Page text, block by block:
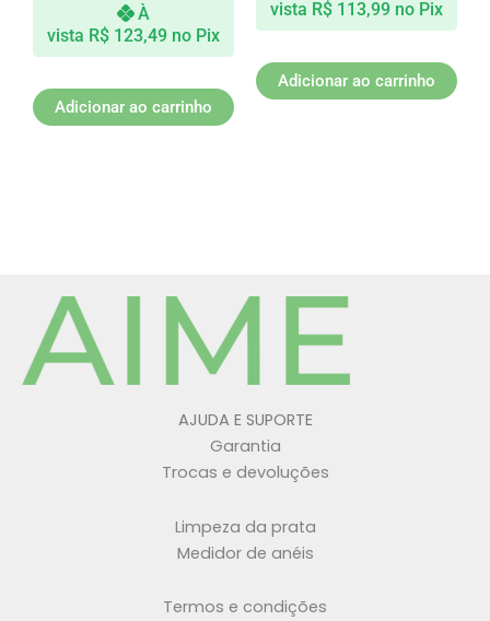
À
vista R$ 123,49 no Pix
Adicionar ao carrinho
vista R$ 113,99 no Pix
Adicionar ao carrinho
AJUDA E SUPORTE
Garantia
Trocas e devoluções
Limpeza da prata
Medidor de anéis
Termos e condições